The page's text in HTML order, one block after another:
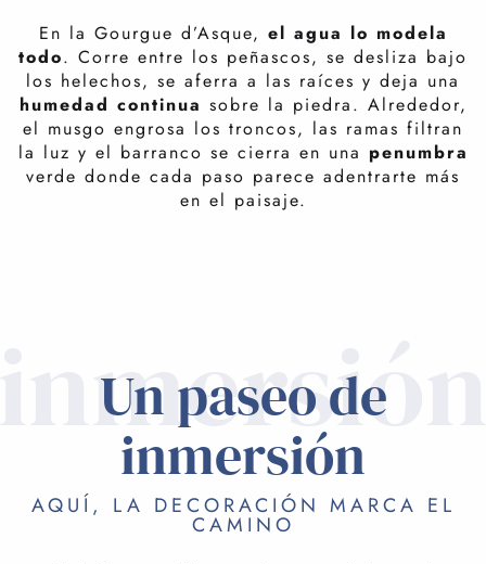
En la Gourgue d’Asque, el agua lo modela
todo. Corre entre los peñascos, se desliza bajo
los helechos, se aferra a las raíces y deja una
humedad continua sobre la piedra. Alrededor,
el musgo engrosa los troncos, las ramas filtran
la luz y el barranco se cierra en una penumbra
verde donde cada paso parece adentrarte más
en el paisaje.
La imagen de un pequeño Amazonas viene a la
mente de forma natural. No por la escala, claro, sino
por esarara sensaciónde caminar por un mundo de
frescor, sombras y densa vegetación. La caminata invita
abajar el ritmo, escucharel goteo del agua,
observarlas texturas de la roca y dejarseenvolver
por una atmósfera casi irreal.
Un paseo de
inmersión
AQUÍ, LA DECORACIÓN MARCA EL
CAMINO